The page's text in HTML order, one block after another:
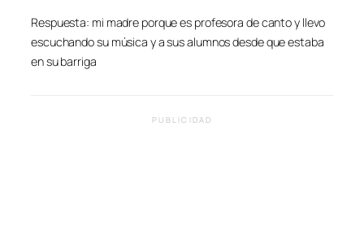
Respuesta: mi madre porque es profesora de canto y llevo
escuchando su música y a sus alumnos desde que estaba
en su barriga
PUBLICIDAD